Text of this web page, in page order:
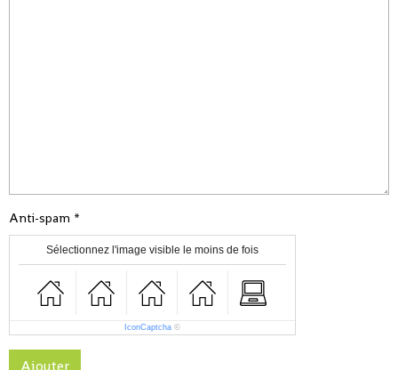
Anti-spam
Sélectionnez l'image visible le moins de fois
IconCaptcha ©
Ajouter